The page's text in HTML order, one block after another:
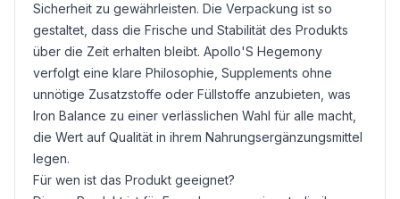
Sicherheit zu gewährleisten. Die Verpackung ist so
gestaltet, dass die Frische und Stabilität des Produkts
über die Zeit erhalten bleibt. Apollo'S Hegemony
verfolgt eine klare Philosophie, Supplements ohne
unnötige Zusatzstoffe oder Füllstoffe anzubieten, was
Iron Balance zu einer verlässlichen Wahl für alle macht,
die Wert auf Qualität in ihrem Nahrungsergänzungsmittel
legen.
Für wen ist das Produkt geeignet?